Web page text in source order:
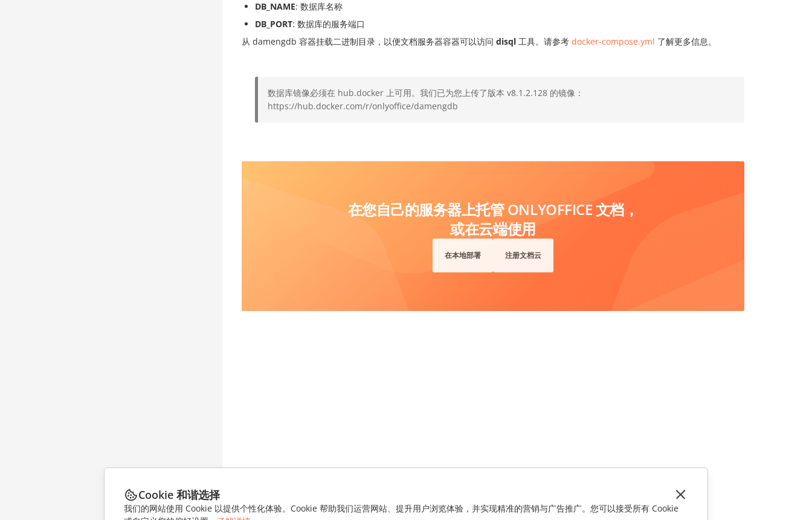
DB_NAME: 数据库名称
DB_PORT: 数据库的服务端口
从 damengdb 容器挂载二进制目录，以便文档服务器容器可以访问 disql 工具。请参考 docker-compose.yml 了解更多信息。
数据库镜像必须在 hub.docker 上可用。我们已为您上传了版本 v8.1.2.128 的镜像：
https://hub.docker.com/r/onlyoffice/damengdb
在您自己的服务器上托管 ONLYOFFICE 文档，
或在云端使用
在本地部署 注册文档云
Cookie 和谐选择
我们的网站使用 Cookie 以提供个性化体验。Cookie 帮助我们运营网站、提升用户浏览体验，并实现精准的营销与广告推广。您可以接受所有 Cookie